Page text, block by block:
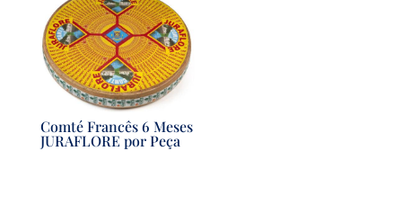
Comté Francês 6 Meses
JURAFLORE por Peça